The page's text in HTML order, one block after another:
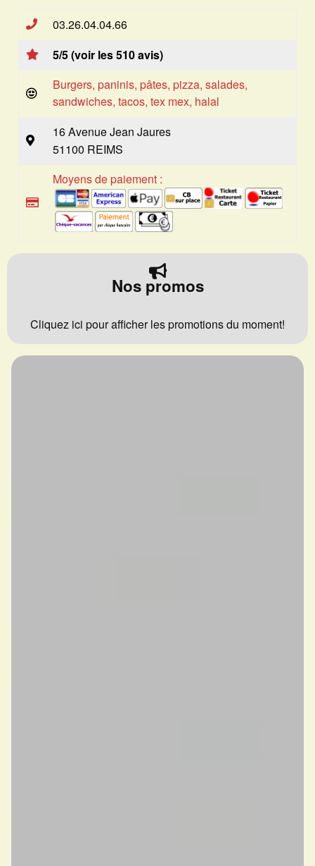
03.26.04.04.66
5/5 (voir les 510 avis)
Burgers, paninis, pâtes, pizza, salades,
sandwiches, tacos, tex mex, halal
16 Avenue Jean Jaures
51100 REIMS
Moyens de paiement :
Nos promos
Cliquez ici pour afficher les promotions du moment!